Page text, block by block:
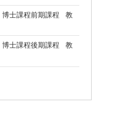
博士課程前期課程 教
博士課程後期課程 教